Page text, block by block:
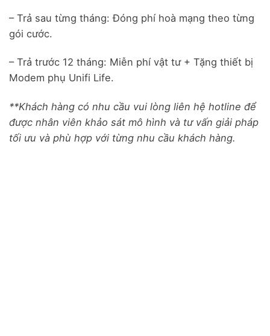
– Trả sau từng tháng: Đóng phí hoà mạng theo từng
gói cước.
– Trả trước 12 tháng: Miễn phí vật tư + Tặng thiết bị
Modem phụ Unifi Life.
**Khách hàng có nhu cầu vui lòng liên hệ hotline để
được nhân viên khảo sát mô hình và tư vấn giải pháp
tối ưu và phù hợp với từng nhu cầu khách hàng.